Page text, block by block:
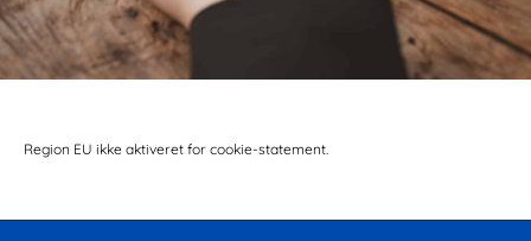
Region EU ikke aktiveret for cookie-statement.